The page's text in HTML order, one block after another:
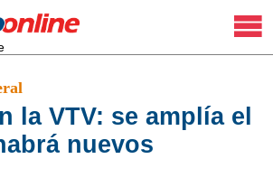
la VTV: se amplía el
nuevos